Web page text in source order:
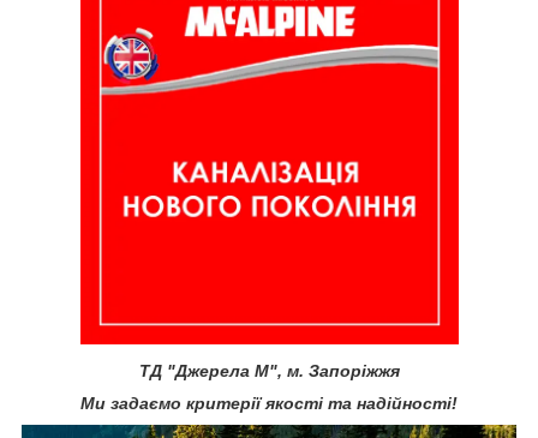
ТД "Джерела М", м. Запоріжжя
Ми задаємо критерії якості та надійності!